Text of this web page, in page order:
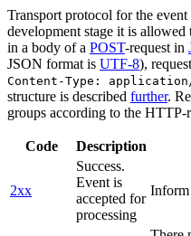
Transport protocol for the event
development stage it is allowed
in a body of a POST-request in
JSON format is UTF-8),
Content-Type:
structure is described further.
groups according to the HTTP-
Code Description
2xx
Success.
Event is
accepted for
processing
Inform